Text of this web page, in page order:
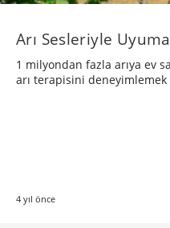
Arı Sesleriyle
1 milyondan fazla arıya ev
arı terapisini deneyimlemek
4 yıl önce